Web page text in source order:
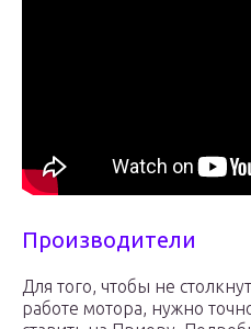
Производители
Для того, чтобы не
работе мотора, нужно